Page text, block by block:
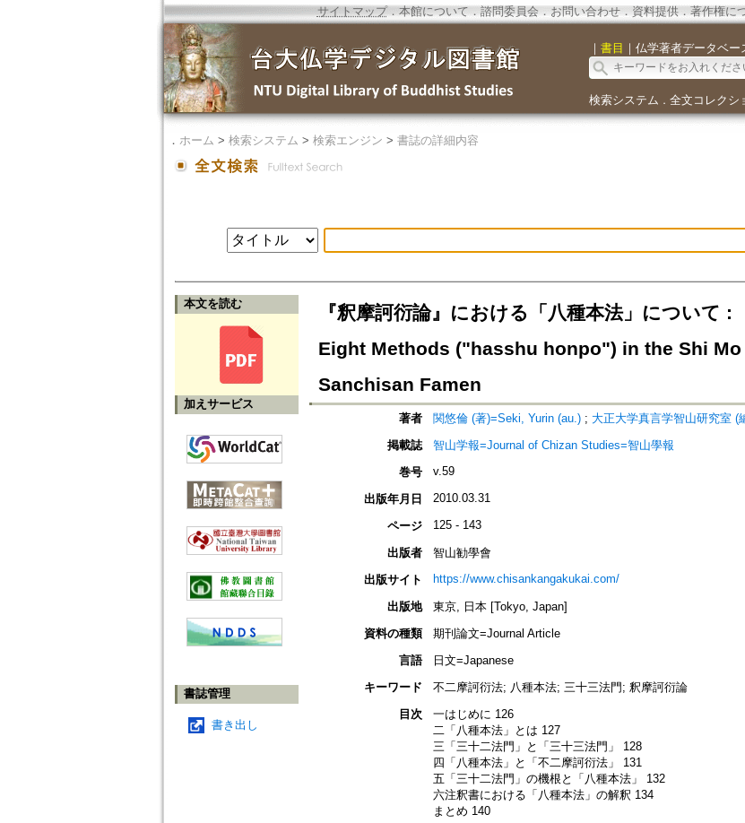
サイトマップ．本館について ． 諮問委員会． お問い合わせ． 資料提供． 著作権に
｜ 書目 ｜ 仏学著者データベー
検索システム ． 全文コレクシ
． ホーム > 検索システム > 検索エンジン > 書誌の詳細内容
本文を読む
加えサービス
書誌管理
書き出し
『釈摩訶衍論』における「八種本法」について :
Eight Methods ("hasshu honpo") in the Shi
Sanchisan Famen
著者 関悠倫 (著)=Seki, Yurin (au.); 大正大学真言学智山研究室 (
掲載誌
智山学報=Journal of Chizan Studies=智山學報
巻号
v.59
出版年月日 2010.03.31
ページ 125 - 143
出版者
智山勧學會
出版サイト
https://www.chisankangakukai.com/
出版地
東京, 日本 [Tokyo, Japan]
資料の種類
期刊論文=Journal Article
言語
日文=Japanese
キーワード
不二摩訶衍法; 八種本法; 三十三法門; 釈摩訶衍論
目次
一はじめに 126
二「八種本法」とは 127
三「三十二法門」と「三十三法門」 128
四「八種本法」と「不二摩訶衍法」 131
五「三十二法門」の機根と「八種本法」 132
六注釈書における「八種本法」の解釈 134
まとめ 140